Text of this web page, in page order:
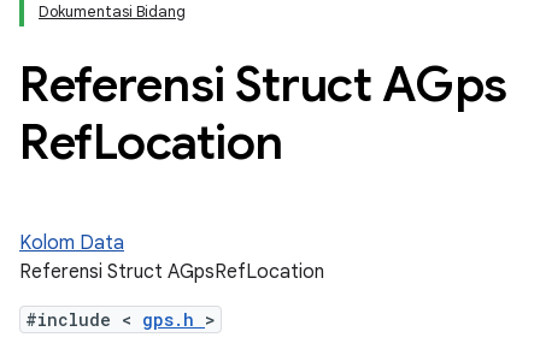
Dokumentasi Bidang
Referensi Struct AGps
RefLocation
Kolom Data
Referensi Struct AGpsRefLocation
#include < gps.h >